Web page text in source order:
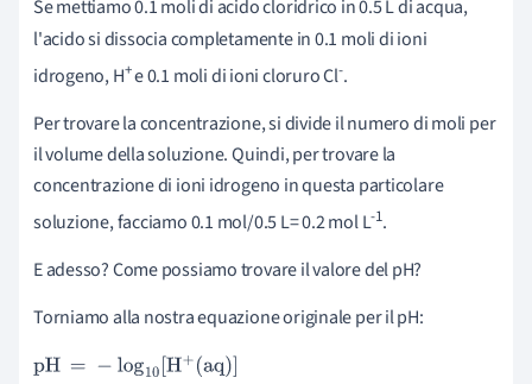
Se mettiamo 0.1 moli di acido cloridrico in 0.5 Ldi acqua,
l'acido si dissocia completamente in 0.1 moli di ioni
idrogeno, H+e 0.1 moli di ioni cloruro Cl-.
Per trovare la concentrazione, si divide il numero di moli per
il volume della soluzione. Quindi, per trovare la
concentrazione di ioni idrogeno in questa particolare
soluzione, facciamo 0.1 mol/0.5 L= 0.2 mol L-1.
E adesso? Come possiamo trovare il valore del pH?
Torniamo alla nostra equazione originale per il pH:
pH= -log 10 [H+(aq )]